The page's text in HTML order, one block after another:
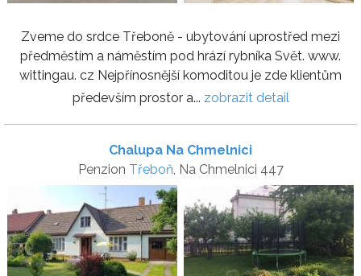
Zveme do srdce Třeboně - ubytování uprostřed mezi
předměstím a náměstím pod hrází rybníka Svět. www.
wittingau. cz Nejpřínosnější komoditou je zde klientům
především prostor a... zobrazit detail
Chalupa Na Chmelnici
Penzion Třeboň, Na Chmelnici 447